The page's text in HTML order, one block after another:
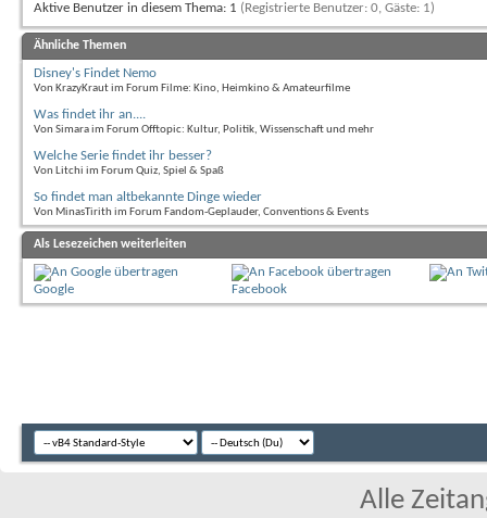
Aktive Benutzer in diesem Thema: 1 (Registrierte Benutzer: 0, Gäste: 1)
Ähnliche Themen
Disney's Findet Nemo
Von KrazyKraut im Forum Filme: Kino, Heimkino & Amateurfilme
Was findet ihr an....
Von Simara im Forum Offtopic: Kultur, Politik, Wissenschaft und mehr
Welche Serie findet ihr besser?
Von Litchi im Forum Quiz, Spiel & Spaß
So findet man altbekannte Dinge wieder
Von MinasTirith im Forum Fandom-Geplauder, Conventions & Events
Als Lesezeichen weiterleiten
Google Facebook
Alle